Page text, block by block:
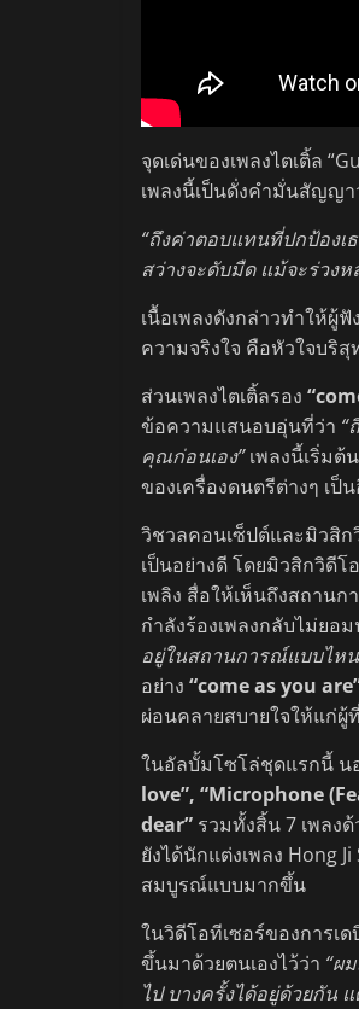
จุดเด่นของเพลงไตเติ้ล
เพลงนี้เป็นดั่งคำมั่นสัญญา
“ถึงค่าตอบแทนที่ปกป้องเ
สว่างจะดับมืด แม้จะร่วง
เนื้อเพลงดังกล่าวทำให้ผู้
ความจริงใจ คือหัวใจบริ
ส่วนเพลงไตเติ้ลรอง
ข้อความแสนอบอุ่นที่ว่า “
คุณก่อนเอง”เพลงนี้เริ่มต้
ของเครื่องดนตรีต่างๆ เป็
วิชวลคอนเซ็ปต์และมิวสิก
เป็นอย่างดี โดยมิวสิกวิดีโ
เพลิง สื่อให้เห็นถึงสถาน
กำลังร้องเพลงกลับไม่ยอ
อยู่ในสถานการณ์แบบไหน
อย่าง “come as you
ผ่อนคลายสบายใจให้แก่ผู้
ในอัลบั้มโซโล่ชุดแรกนี้ น
love”, “Microphone
dear” รวมทั้งสิ้น 7 เพลง
ยังได้นักแต่งเพลง Hong
สมบูรณ์แบบมากขึ้น
ในวิดีโอทีเซอร์ของการเ
ขึ้นมาด้วยตนเองไว้ว่า “ผ
ไป บางครั้งได้อยู่ด้วยกัน